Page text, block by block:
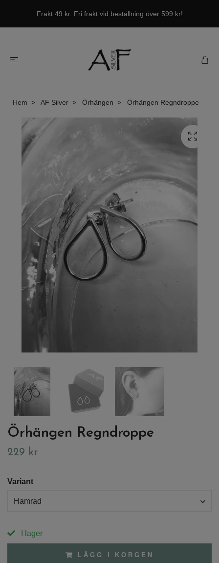
Frakt 49 kr. Fri frakt vid beställning över 599 kr!
Hem AF Silver Örhängen Örhängen Regndroppe
Örhängen Regndroppe
229 kr
Variant
Hamrad
I lager
LÄGG I KORGEN